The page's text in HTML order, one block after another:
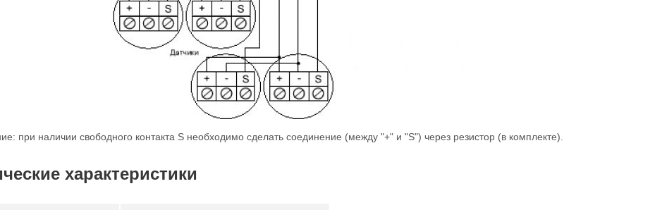
при наличии свободного контакта S необходимо сделать соединение (между "+" и "S") через резистор (в комплекте).
характеристики